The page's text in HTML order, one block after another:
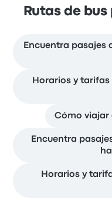
Rutas de
Encuentra pasajes
Horarios y
Cómo viajar
Encuentra
Horarios y